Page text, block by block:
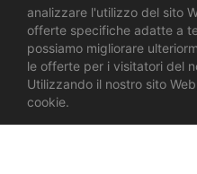
analizzare l'utilizzo del sito
offerte specifiche adatte a
possiamo migliorare
le offerte per i visitatori del
Utilizzando il nostro sito
cookie.